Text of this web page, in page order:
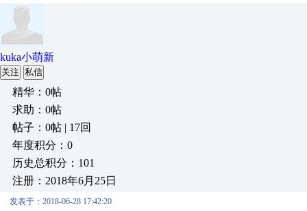
kuka小萌新
关注 私信
精华：0帖
求助：0帖
帖子：0帖 | 17回
年度积分：0
历史总积分：101
注册：2018年6月25日
发表于：2018-06-28 17:42:20